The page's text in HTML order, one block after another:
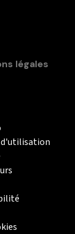
légales
d'utilisation